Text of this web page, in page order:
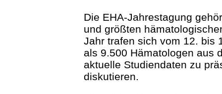
Die EHA-Jahrestagung
und größten
Jahr trafen sich vom 12. bis
als 9.500 Hämatologen aus
aktuelle Studiendaten zu
diskutieren.